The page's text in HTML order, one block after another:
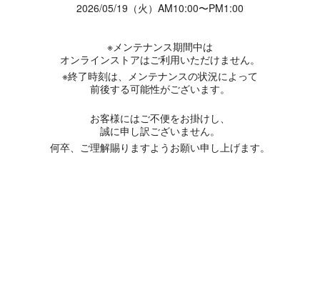
2026/05/19（火）AM10:00〜PM1:00
※メンテナンス期間中は
オンラインストアはご利用いただけません。
※終了時刻は、メンテナンスの状況によって
前後する可能性がございます。
お客様にはご不便をお掛けし、
誠に申し訳ございません。
何卒、ご理解賜りますようお願い申し上げます。